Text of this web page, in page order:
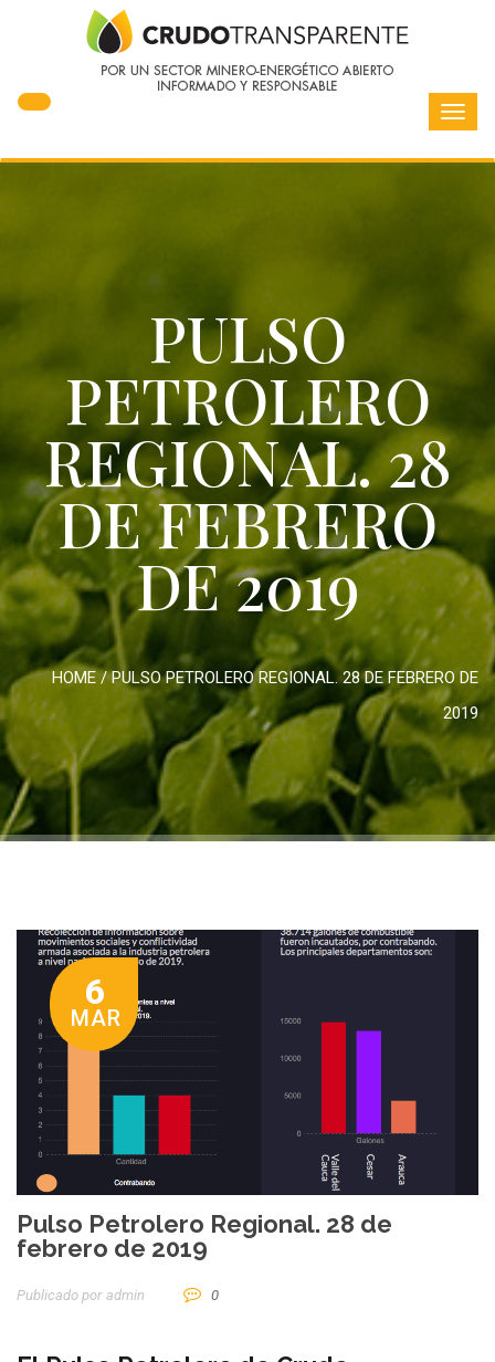
PULSO
PETROLERO
REGIONAL. 28
DE FEBRERO
DE 2019
HOME/PULSO PETROLERO REGIONAL. 28 DE FEBRERO DE
2019
6
MAR
Pulso Petrolero Regional. 28 de
febrero de 2019
Publicado por Admin 0